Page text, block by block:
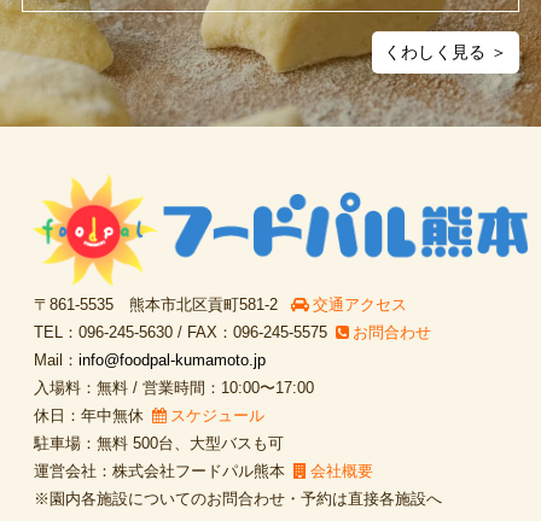
くわしく見る ＞
〒861-5535 熊本市北区貢町581-2
交通アクセス
TEL：096-245-5630 / FAX：096-245-5575
お問合わせ
Mail：info@foodpal-kumamoto.jp
入場料：無料 / 営業時間：10:00〜17:00
休日：年中無休
スケジュール
駐車場：無料 500台、大型バスも可
運営会社：株式会社フードパル熊本
会社概要
※園内各施設についてのお問合わせ・予約は直接各施設へ